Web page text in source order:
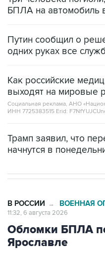
БПЛА на автомобиль
Путин сообщил о
одних руках все
Как российские
выходят на мировые
Социальная реклама, АНО
ИНН 7725383515 Erid:
Трамп заявил, что
начнутся в
В РОССИИ → ВОЕННАЯ
11:32, 6 августа 2026
Обломки БПЛА
Ярославле